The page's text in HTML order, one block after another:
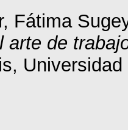
Fátima
arte de